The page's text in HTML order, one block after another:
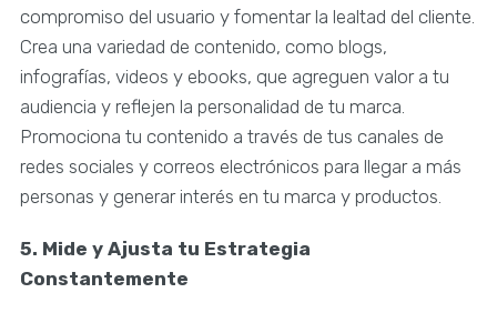
compromiso del usuario y fomentar la lealtad del cliente.
Crea una variedad de contenido, como blogs,
infografías, videos y ebooks, que agreguen valor a tu
audiencia y reflejen la personalidad de tu marca.
Promociona tu contenido a través de tus canales de
redes sociales y correos electrónicos para llegar a más
personas y generar interés en tu marca y productos.
5. Mide y Ajusta tu Estrategia
Constantemente